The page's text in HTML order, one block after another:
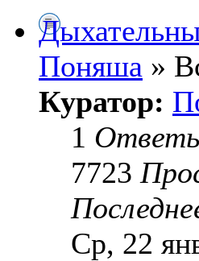
Поняша »
Куратор:
1
7723
Ср, 22